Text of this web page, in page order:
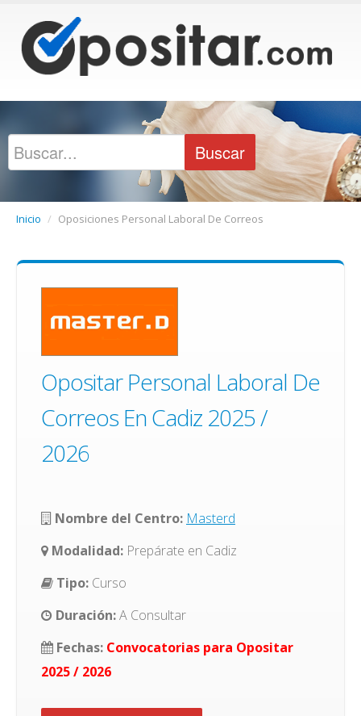
Inicio / Oposiciones Personal Laboral De Correos
Opositar Personal Laboral De
Correos En Cadiz 2025 /
2026
Nombre del Centro: Masterd
Modalidad: Prepárate en Cadiz
Tipo: Curso
Duración:A Consultar
Fechas: Convocatorias para Opositar
2025 / 2026